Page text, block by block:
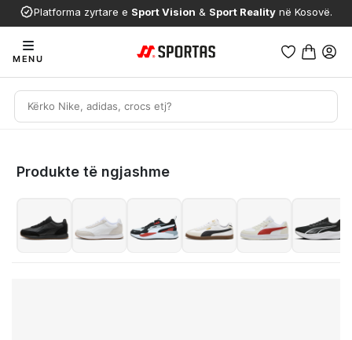
Platforma zyrtare e Sport Vision & Sport Reality në Kosovë.
MENU
Produkte të ngjashme